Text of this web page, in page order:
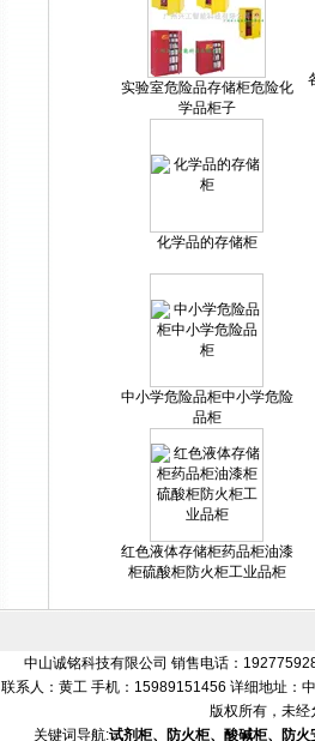
实验室危险品存储柜危险化
学品柜子
化学品的存储柜
中小学危险品柜中小学危险
品柜
红色液体存储柜药品柜油漆
柜硫酸柜防火柜工业品柜
中山诚铭科技有限公司 销售电话：
联系人：黄工 手机：15989151456 详细地址：
版权所有，未经
关键词导航:试剂柜、防火柜、酸碱柜、防